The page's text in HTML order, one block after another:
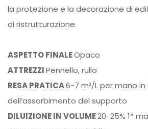
la protezione e la decorazione di
di ristrutturazione.
ASPETTO FINALEOpaco
ATTREZZIPennello, rullo
RESA PRATICA6-7 m²/L per mano
dell’assorbimento del supporto
DILUIZIONE IN VOLUME20-25% 1°